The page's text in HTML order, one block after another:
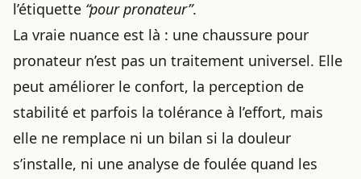
l’étiquette “pour pronateur”.
La vraie nuance est là : une chaussure pour
pronateur n’est pas un traitement universel. Elle
peut améliorer le confort, la perception de
stabilité et parfois la tolérance à l’effort, mais
elle ne remplace ni un bilan si la douleur
s’installe, ni une analyse de foulée quand les